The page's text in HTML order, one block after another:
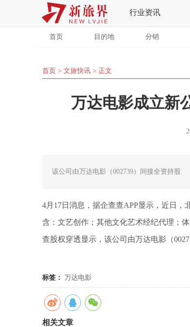
行业资讯
首页 目的地 分销
首页 > 文旅快讯 > 正文
万达电影成立新
该公司由万达电影（002739）间接全资持股
4月17日消息，据企查查APP显示，近日
含：文艺创作；其他文化艺术经纪代理；
查股权穿透显示，该公司由万达电影（
标签： 万达电影
相关文章